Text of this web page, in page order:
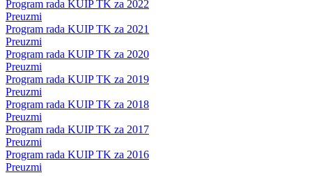
Program rada KUIP TK za 2022
Preuzmi
Program rada KUIP TK za 2021
Preuzmi
Program rada KUIP TK za 2020
Preuzmi
Program rada KUIP TK za 2019
Preuzmi
Program rada KUIP TK za 2018
Preuzmi
Program rada KUIP TK za 2017
Preuzmi
Program rada KUIP TK za 2016
Preuzmi